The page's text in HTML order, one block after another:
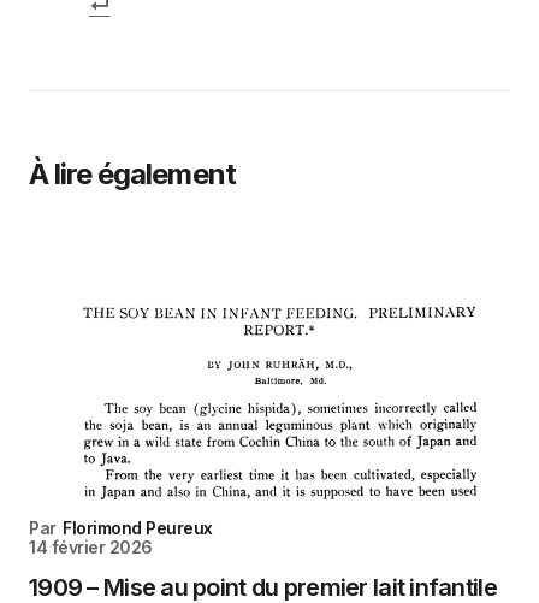
À lire également
Par Florimond Peureux
14 février 2026
1909 – Mise au point du premier lait infantile